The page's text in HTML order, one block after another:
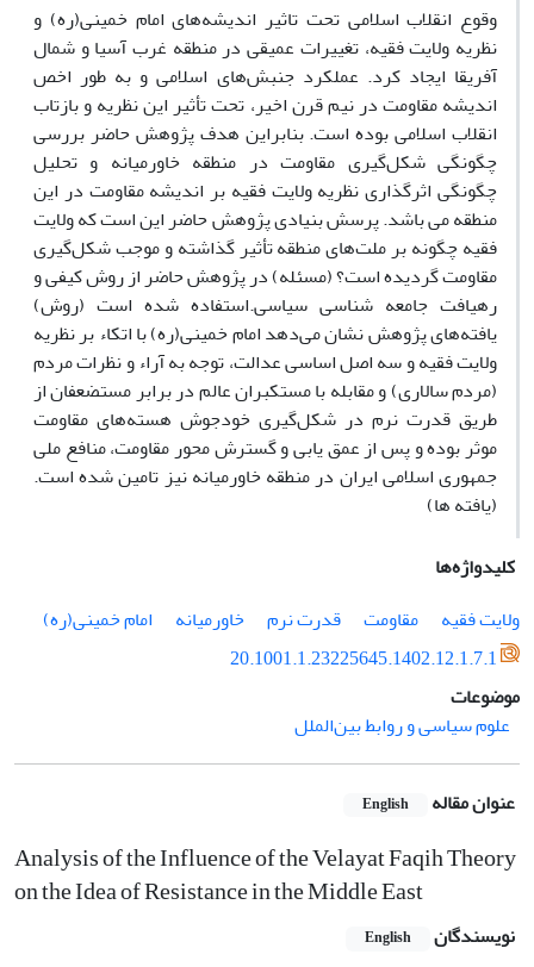
وقوع انقلاب اسلامی تحت تاثیر اندیشه‌های امام خمینی(ره) و
نظریه ولایت فقیه، تغییرات عمیقی در منطقه غرب آسیا و شمال
آفریقا ایجاد کرد. عملکرد جنبش‌های اسلامی و به طور اخص
اندیشه مقاومت در نیم قرن اخیر، تحت تأثیر این نظریه و بازتاب
انقلاب اسلامی بوده است. بنابراین هدف پژوهش حاضر بررسی
چگونگی شکل‌گیری مقاومت در منطقه خاورمیانه و تحلیل
چگونگی اثرگذاری نظریه ولایت فقیه بر اندیشه مقاومت در این
منطقه می باشد. پرسش بنیادی پژوهش حاضر این است که ولایت
فقیه چگونه بر ملت‌های منطقه تأثیر گذاشته و موجب شکل‌گیری
مقاومت گردیده است؟ (مسئله) در پژوهش حاضر از روش کیفی و
رهیافت جامعه شناسی سیاسی.استفاده شده است (روش)
یافته‌های پژوهش نشان می‌دهد امام خمینی‌(ره) با اتکاء بر نظریه
ولایت فقیه و سه اصل اساسی عدالت، توجه به آراء و نظرات مردم
(مردم سالاری) و مقابله با مستکبران عالم در برابر مستضعفان از
طریق قدرت نرم در شکل‌گیری خودجوش هسته‌های مقاومت
موثر بوده و پس از عمق یابی و گسترش محور مقاومت، منافع ملی
جمهوری اسلامی ایران در منطقه خاورمیانه نیز تامین شده است.
(یافته ها)
کلیدواژه‌ها
ولایت فقیه
مقاومت قدرت نرم خاورمیانه
امام خمینی(ره)
20.1001.1.23225645.1402.12.1.7.1
موضوعات
علوم سیاسی و روابط بین‌الملل
عنوان مقاله English
Analysis of the Influence of the Velayat Faqih Theory
on the Idea of Resistance in the Middle East
نویسندگان English